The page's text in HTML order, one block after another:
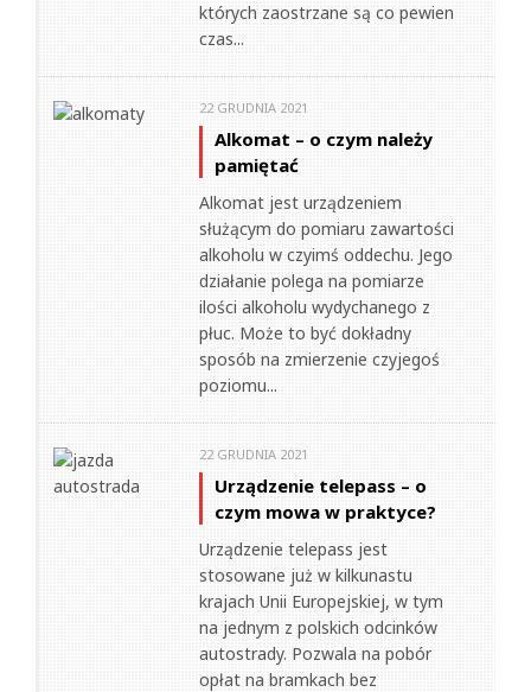
których zaostrzane są co pewien
czas...
22 GRUDNIA 2021
Alkomat – o czym należy
pamiętać
Alkomat jest urządzeniem
służącym do pomiaru zawartości
alkoholu w czyimś oddechu. Jego
działanie polega na pomiarze
ilości alkoholu wydychanego z
płuc. Może to być dokładny
sposób na zmierzenie czyjegoś
poziomu...
22 GRUDNIA 2021
Urządzenie telepass – o
czym mowa w praktyce?
Urządzenie telepass jest
stosowane już w kilkunastu
krajach Unii Europejskiej, w tym
na jednym z polskich odcinków
autostrady. Pozwala na pobór
opłat na bramkach bez